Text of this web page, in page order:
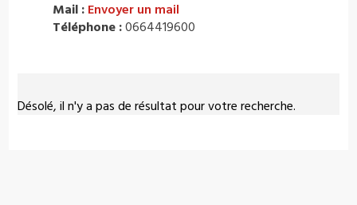
Désolé, il n'y a pas de résultat pour votre recherche.
Mail : Envoyer un mail
Téléphone :0664419600